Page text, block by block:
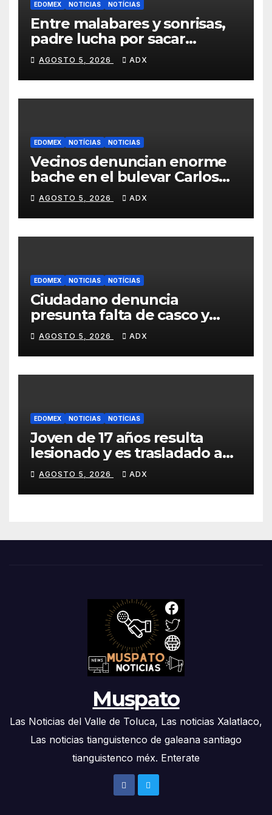
EDOMEX NOTICIAS NOTÍCIAS
Entre malabares y sonrisas,
padre lucha por sacar
adelante a su hija en calles
de Toluca
AGOSTO 5, 2026 ADX
EDOMEX NOTÍCIAS NOTICIAS
Vecinos denuncian enorme
bache en el bulevar Carlos
Hank de Santiago
Tianguistenco
AGOSTO 5, 2026 ADX
EDOMEX NOTICIAS NOTÍCIAS
Ciudadano denuncia
presunta falta de casco y
placas en motocicleta de
personal del Ayuntamiento
de Toluca
AGOSTO 5, 2026 ADX
EDOMEX NOTICIAS NOTÍCIAS
Joven de 17 años resulta
lesionado y es trasladado a
hospital tras presentar
traumatismo ocular en
Xalatlaco
AGOSTO 5, 2026 ADX
Muspato
Las Noticias del Valle de Toluca, Las noticias Xalatlaco,
Las noticias tianguistenco de galeana santiago
tianguistenco méx. Enterate